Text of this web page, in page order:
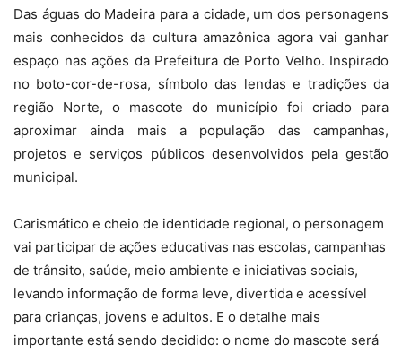
Das águas do Madeira para a cidade, um dos personagens
mais conhecidos da cultura amazônica agora vai ganhar
espaço nas ações da Prefeitura de Porto Velho. Inspirado
no boto-cor-de-rosa, símbolo das lendas e tradições da
região Norte, o mascote do município foi criado para
aproximar ainda mais a população das campanhas,
projetos e serviços públicos desenvolvidos pela gestão
municipal.
Carismático e cheio de identidade regional, o personagem
vai participar de ações educativas nas escolas, campanhas
de trânsito, saúde, meio ambiente e iniciativas sociais,
levando informação de forma leve, divertida e acessível
para crianças, jovens e adultos. E o detalhe mais
importante está sendo decidido: o nome do mascote será